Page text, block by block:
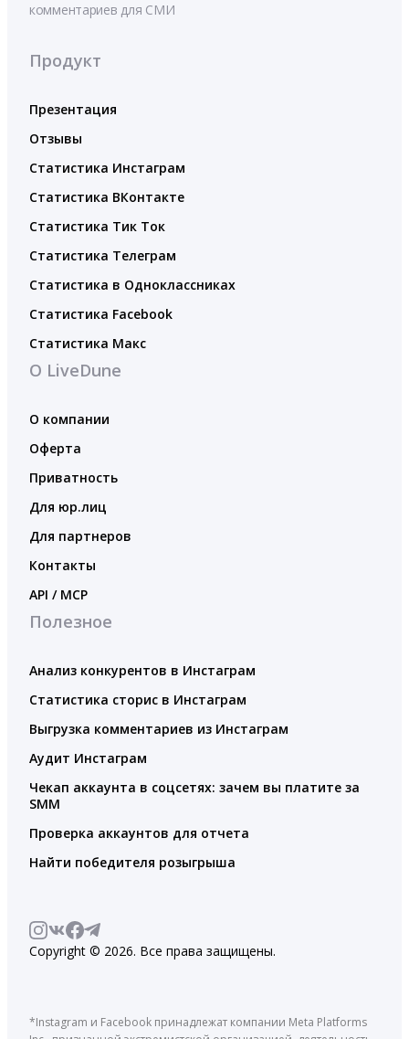
комментариев для СМИ
Продукт
Презентация
Отзывы
Статистика Инстаграм
Статистика ВКонтакте
Статистика Тик Ток
Статистика Телеграм
Статистика в Одноклассниках
Статистика Facebook
Статистика Макс
О LiveDune
О компании
Оферта
Приватность
Для юр.лиц
Для партнеров
Контакты
API / MCP
Полезное
Анализ конкурентов в Инстаграм
Статистика сторис в Инстаграм
Выгрузка комментариев из Инстаграм
Аудит Инстаграм
Чекап аккаунта в соцсетях: зачем вы платите за
SMM
Проверка аккаунтов для отчета
Найти победителя розыгрыша
Copyright © 2026. Все права защищены.
*Instagram и Facebook принадлежат компании Meta Platforms